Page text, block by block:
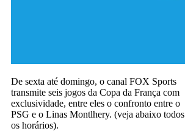
De sexta até domingo, o canal FOX Sports
transmite seis jogos da Copa da França com
exclusividade, entre eles o confronto entre o
PSG e o Linas Montlhery. (veja abaixo todos
os horários).